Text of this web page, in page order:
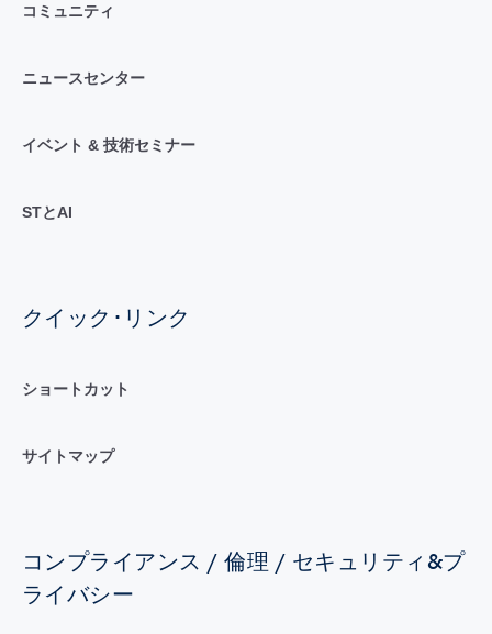
コミュニティ
ニュースセンター
イベント & 技術セミナー
STとAI
クイック･リンク
ショートカット
サイトマップ
コンプライアンス / 倫理 / セキュリティ&プ
ライバシー